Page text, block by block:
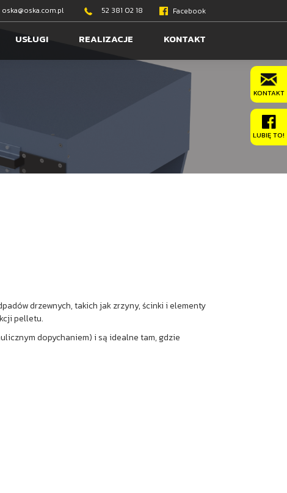
KONTAKT
LUBIĘ TO!
oska@oska.com.pl 52 381 02 18 Facebook
USŁUGI REALIZACJE KONTAKT
drzewnych, takich jak zrzyny, ścinki i elementy
pelletu.
dopychaniem) i są idealne tam, gdzie